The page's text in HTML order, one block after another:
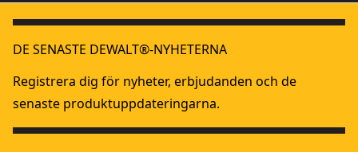
DE SENASTE DEWALT®-NYHETERNA
Registrera dig för nyheter, erbjudanden och de
senaste produktuppdateringarna.